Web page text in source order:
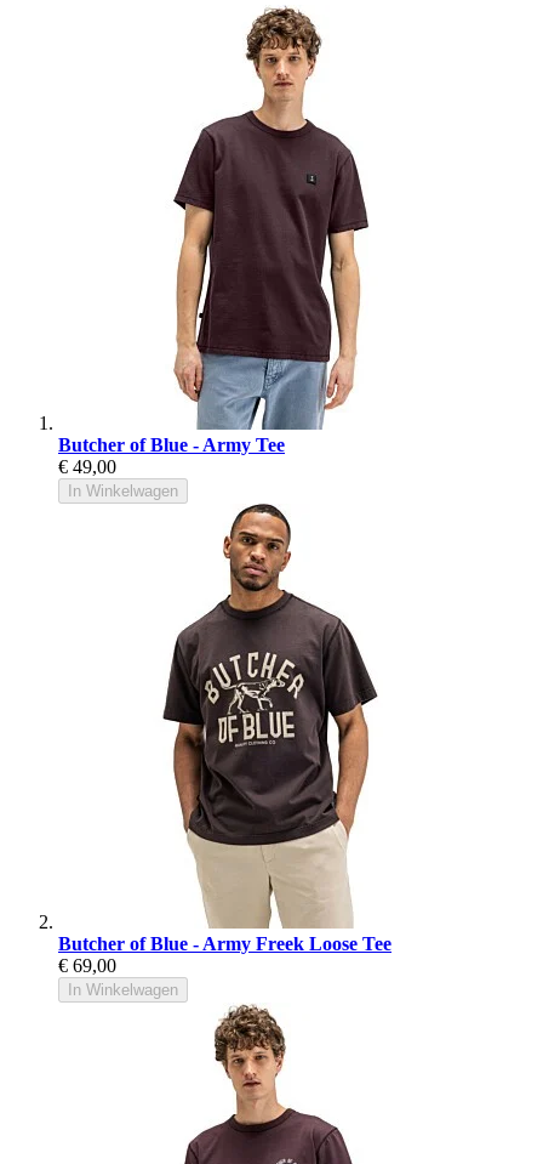
Butcher of Blue - Army Tee
€ 49,00
In Winkelwagen
Butcher of Blue - Army Freek Loose Tee
€ 69,00
In Winkelwagen